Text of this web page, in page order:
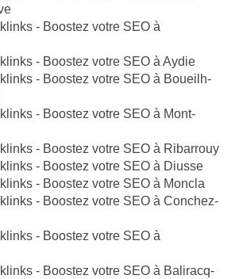
- Boostez votre SEO à
- Boostez votre SEO à Aydie
- Boostez votre SEO à Boueilh-
- Boostez votre SEO à Mont-
- Boostez votre SEO à Ribarrouy
- Boostez votre SEO à Diusse
- Boostez votre SEO à Moncla
- Boostez votre SEO à Conchez-
- Boostez votre SEO à
- Boostez votre SEO à Baliracq-